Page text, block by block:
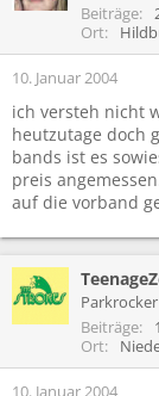
Beiträge
Ort
10. Januar 2004
ich versteh nicht
heutzutage doch
bands ist es
preis
auf die vorband
Parkrocker
Beiträge
Ort
10. Januar 2004